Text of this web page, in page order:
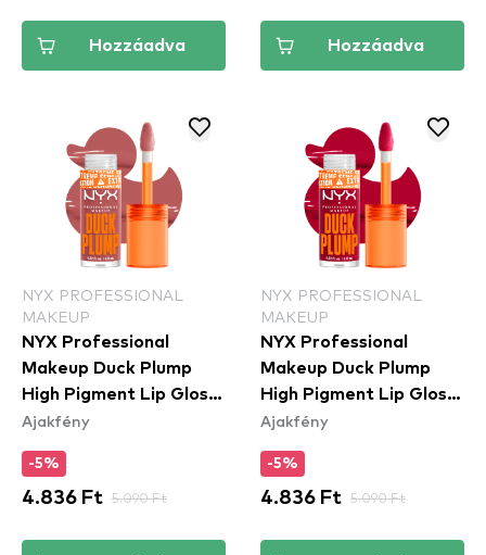
Hozzáadva Hozzáadva
NYX PROFESSIONAL
MAKEUP
NYX Professional
Makeup Duck Plump
High Pigment Lip Gloss
- Nude Swings
Ajakfény
-5%
4.836 Ft 5.090 Ft
NYX PROFESSIONAL
MAKEUP
NYX Professional
Makeup Duck Plump
High Pigment Lip Gloss
- Hall Of Flame
Ajakfény
-5%
4.836 Ft 5.090 Ft